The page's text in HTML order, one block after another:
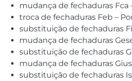
mudança de fechaduras Fca
troca de fechaduras Feb –
substituição de fechaduras
mudança de fechaduras
substituição de fechaduras
mudança de fechaduras
substituição de fechaduras